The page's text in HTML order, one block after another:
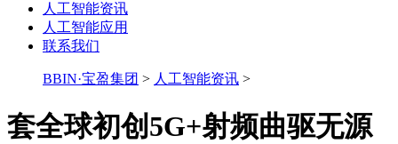
人工智能资讯
人工智能应用
联系我们
BBIN·宝盈集团 > 人工智能资讯 >
套全球初创5G+射频曲驱无源